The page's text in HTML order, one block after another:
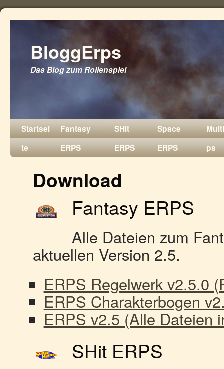
BloggErps
Das Blog zum Rollenspiel
Startsei
te
Fantasy
ERPS
SHit
ERPS
Space
ERPS
ps
Download
Fantasy ERPS
Alle Dateien zum
aktuellen Version 2.5.
ERPS Regelwerk v2.5.0
ERPS Charakterbogen
ERPS v2.5 (Alle Dateien
SHit ERPS